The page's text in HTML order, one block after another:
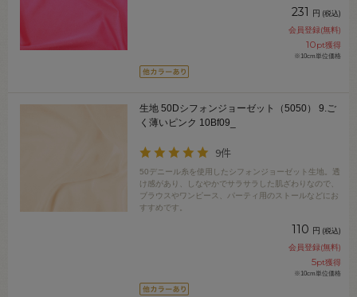
231 円 (税込)
会員登録(無料)
10pt獲得
※10cm単位価格
生地 50Dシフォンジョーゼット（5050） 9.ご
く薄いピンク 10Bf09_
9件
50デニール糸を使用したシフォンジョーゼット生地。透
け感があり、しなやかでサラサラした肌ざわりなので、
ブラウスやワンピース、パーティ用のストールなどにお
すすめです。
110 円 (税込)
会員登録(無料)
5pt獲得
※10cm単位価格